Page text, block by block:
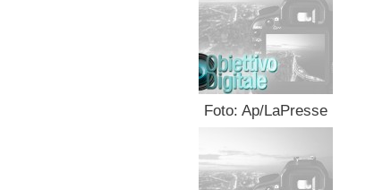
Foto: Ap/LaPresse